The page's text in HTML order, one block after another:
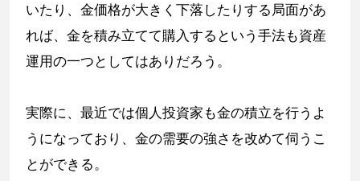
いたり、金価格が大きく下落したりする局面があ
れば、金を積み立てて購入するという手法も資産
運用の一つとしてはありだろう。
実際に、最近では個人投資家も金の積立を行うよ
うになっており、金の需要の強さを改めて伺うこ
とができる。